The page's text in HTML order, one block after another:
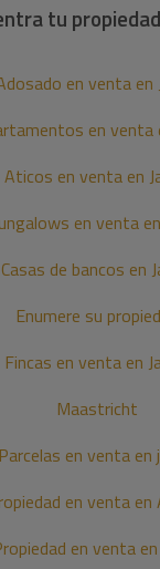
tu
en venta en
en venta
Aticos en venta en
en venta
Casas de bancos en
Enumere su
Fincas en venta en
Maastricht
Parcelas en venta en
en venta en
en venta